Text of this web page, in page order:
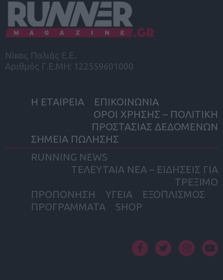
Νίκος Πολιάς Ε.Ε.
Αριθμός Γ.Ε.ΜΗ: 122559601000
Η ΕΤΑΙΡΕΙΑ
ΕΠΙΚΟΙΝΩΝΙΑ
ΟΡΟΙ ΧΡΗΣΗΣ – ΠΟΛΙΤΙΚΗ
ΠΡΟΣΤΑΣΙΑΣ ΔΕΔΟΜΕΝΩΝ
ΣΗΜΕΙΑ ΠΩΛΗΣΗΣ
RUNNING NEWS
ΤΕΛΕΥΤΑΙΑ ΝΕΑ – ΕΙΔΗΣΕΙΣ ΓΙΑ
ΤΡΕΞΙΜΟ
ΠΡΟΠΟΝΗΣΗ
ΥΓΕΙΑ
ΕΞΟΠΛΙΣΜΟΣ
ΠΡΟΓΡΑΜΜΑΤΑ
SHOP